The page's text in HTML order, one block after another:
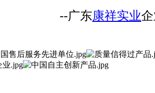
--广东康祥实业